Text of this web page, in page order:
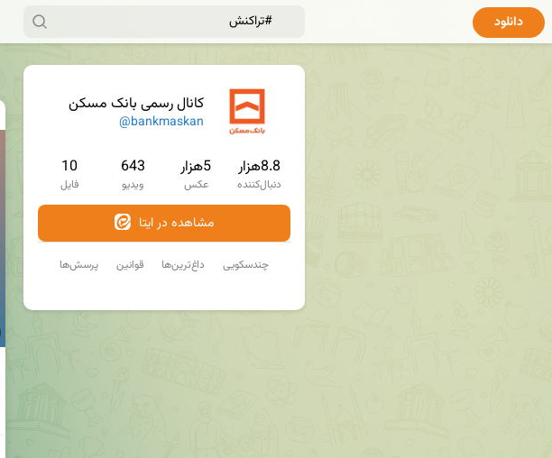
کانال رسمی بانک مسکن
@bankmaskan
8.8هزار
دنبال‌کننده
5هزار
عکس
643
ویدیو
10
فایل
مشاهده در ایتا
پرسش‌ها قوانین داغ‌ترین‌ها چندسکویی
دانلود